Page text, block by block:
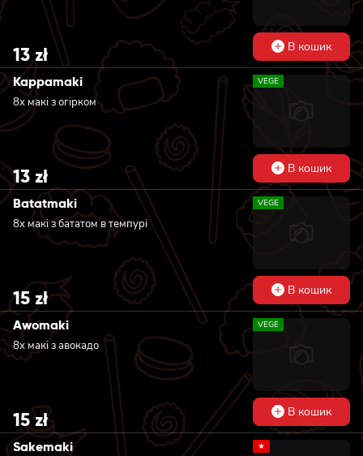
13 zł В кошик
Kappamaki
8х макі з огірком
VEGE
13 zł В кошик
Batatmaki
8х макі з бататом в темпурі
VEGE
15zł В кошик
Awomaki
8х макі з авокадо
VEGE
15zł В кошик
Sakemaki ★